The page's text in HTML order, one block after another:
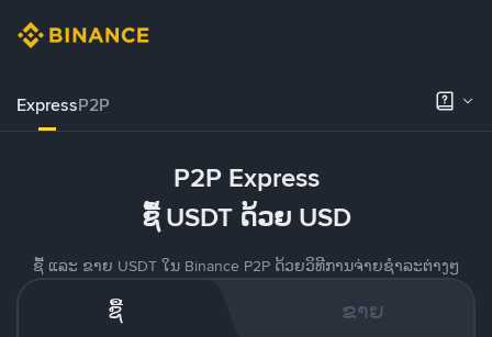
ExpressP2P
P2P Express
ຊື້ USDT ດ້ວຍ USD
ຊື້ ແລະ ຂາຍ USDT ໃນ Binance P2P ດ້ວຍວິທີການຈ່າຍຊຳລະຕ່າງໆ
ຊື້ ຂາຍ